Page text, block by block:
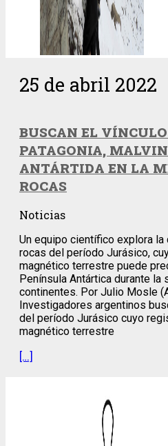
25 de abril 2022
BUSCAN EL
PATAGONIA,
ANTÁRTIDA EN LA
ROCAS
Noticias
Un equipo científico explora
rocas del período Jurásico,
magnético terrestre puede
Península Antártica durante la
continentes. Por Julio Mosle
Investigadores argentinos
del período Jurásico cuyo
magnético terrestre
[…]